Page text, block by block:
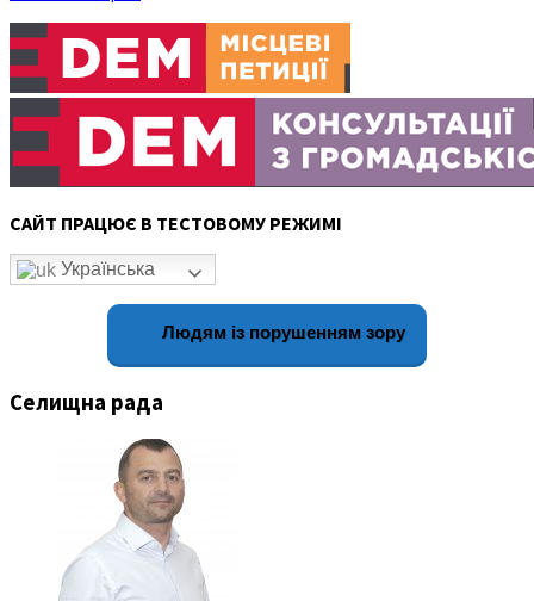
САЙТ ПРАЦЮЄ В ТЕСТОВОМУ РЕЖИМІ
Українська
Людям із порушенням зору
Селищна рада